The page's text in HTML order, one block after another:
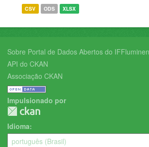
CSV ODS XLSX
Sobre Portal de Dados Abertos do
API do CKAN
Associação CKAN
Impulsionado por
Idioma